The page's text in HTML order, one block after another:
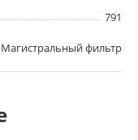
791
Магистральный фильтр